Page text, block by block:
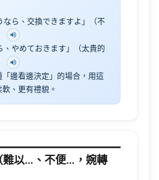
ら、交換できますよ」（不
やめておきます」（太貴的
邊看邊決定」的場合，用這
、更有禮貌。
難以…、不便…，婉轉